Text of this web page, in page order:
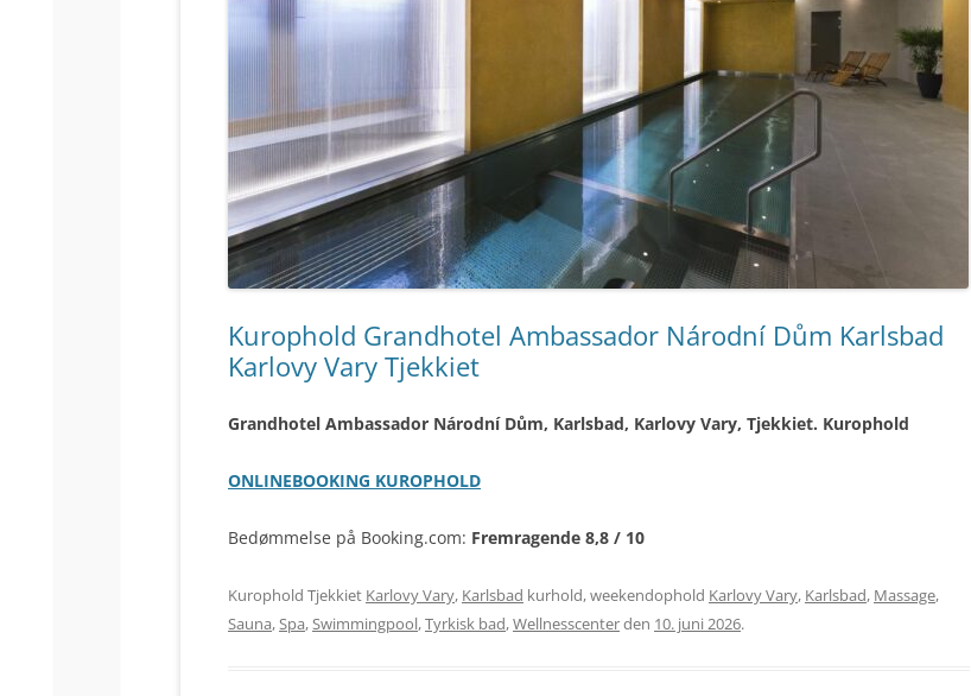
Kurophold Grandhotel Ambassador Národní Dům Karlsbad
Karlovy Vary Tjekkiet
Grandhotel Ambassador Národní Dům, Karlsbad, Karlovy Vary, Tjekkiet. Kurophold
ONLINEBOOKING KUROPHOLD
Bedømmelse på Booking.com: Fremragende 8,8 / 10
Kurophold Tjekkiet Karlovy Vary, Karlsbad kurhold, weekendophold Karlovy Vary, Karlsbad, Massage,
Sauna,Spa,Swimmingpool,Tyrkisk bad,Wellnesscenterden 10. juni 2026.